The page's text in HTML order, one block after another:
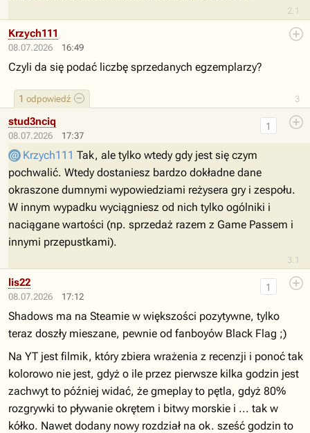
2.1
08.07.2026 16:49
3
1 odpowiedź
Krzych111
Czyli da się podać liczbę sprzedanych egzemplarzy?
08.07.2026 17:37
3.1
1
stud3nciq
Krzych111 Tak, ale tylko wtedy gdy jest się czym
pochwalić. Wtedy dostaniesz bardzo dokładne dane
okraszone dumnymi wypowiedziami reżysera gry i zespołu.
W innym wypadku wyciągniesz od nich tylko ogólniki i
naciągane wartości (np. sprzedaż razem z Game Passem i
innymi przepustkami).
08.07.2026 17:12
1
lis22
Shadows ma na Steamie w większości pozytywne, tylko
teraz doszły mieszane, pewnie od fanboyów Black Flag ;)
Na YT jest filmik, który zbiera wrażenia z recenzji i ponoć tak
kolorowo nie jest, gdyż o ile przez pierwsze kilka godzin jest
zachwyt to później widać, że gmeplay to pętla, gdyż 80%
rozgrywki to pływanie okrętem i bitwy morskie i ... tak w
kółko. Nawet dodany nowy rozdział na ok. sześć godzin to